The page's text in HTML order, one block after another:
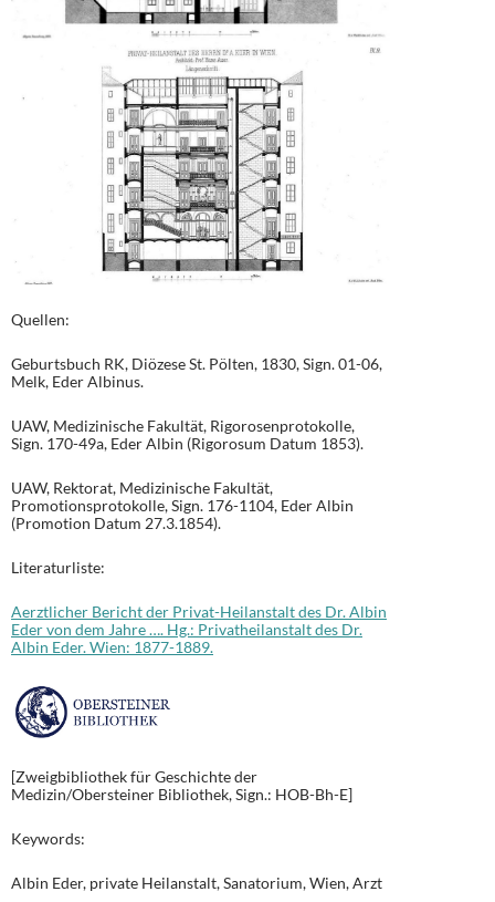
Quellen:
Geburtsbuch RK, Diözese St. Pölten, 1830, Sign. 01-06,
Melk, Eder Albinus.
UAW, Medizinische Fakultät, Rigorosenprotokolle,
Sign. 170-49a, Eder Albin (Rigorosum Datum 1853).
UAW, Rektorat, Medizinische Fakultät,
Promotionsprotokolle, Sign. 176-1104, Eder Albin
(Promotion Datum 27.3.1854).
Literaturliste:
Aerztlicher Bericht der Privat-Heilanstalt des Dr. Albin
Eder von dem Jahre …. Hg.: Privatheilanstalt des Dr.
Albin Eder. Wien: 1877-1889.
[Zweigbibliothek für Geschichte der
Medizin/Obersteiner Bibliothek, Sign.: HOB-Bh-E]
Keywords:
Albin Eder, private Heilanstalt, Sanatorium, Wien, Arzt